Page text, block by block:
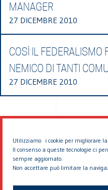
Utilizziamo i cookie per migliorare
Il consenso a queste tecnologie ci
sempre aggiornato.
Non accettare può limitare la
MANAGER
27 DICEMBRE 2010
COSÌ IL FEDERALISMO
NEMICO DI TANTI
27 DICEMBRE 2010
© 2026